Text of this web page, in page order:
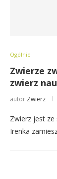
Ogólnie
Zwierze
zwierz
autor Zwierz
Zwierz jest
Irenka